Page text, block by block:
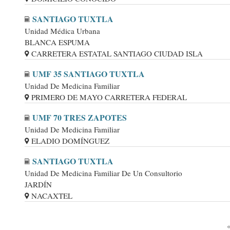
SANTIAGO TUXTLA
Unidad Médica Urbana
BLANCA ESPUMA
CARRETERA ESTATAL SANTIAGO CIUDAD ISLA
UMF 35 SANTIAGO TUXTLA
Unidad De Medicina Familiar
PRIMERO DE MAYO CARRETERA FEDERAL
UMF 70 TRES ZAPOTES
Unidad De Medicina Familiar
ELADIO DOMÍNGUEZ
SANTIAGO TUXTLA
Unidad De Medicina Familiar De Un Consultorio
JARDÍN
NACAXTEL
«